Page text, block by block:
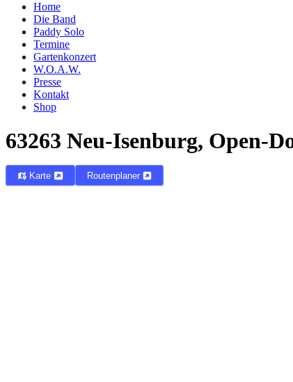
Home
Die Band
Paddy Solo
Termine
Gartenkonzert
W.O.A.W.
Presse
Kontakt
Shop
63263 Neu-Isenburg, Open-
Karte Routenplaner